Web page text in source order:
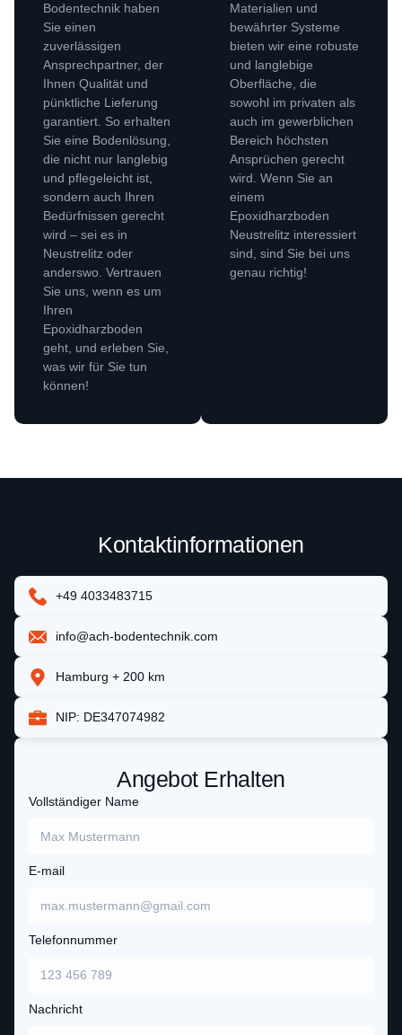
Materialien und
bewährter Systeme
bieten wir eine robuste
und langlebige
Oberfläche, die
sowohl im privaten als
auch im gewerblichen
Bereich höchsten
Ansprüchen gerecht
wird. Wenn Sie an
einem
Epoxidharzboden
Neustrelitz interessiert
sind, sind Sie bei uns
genau richtig!
Bodentechnik haben
Sie einen
zuverlässigen
Ansprechpartner, der
Ihnen Qualität und
pünktliche Lieferung
garantiert. So erhalten
Sie eine Bodenlösung,
die nicht nur langlebig
und pflegeleicht ist,
sondern auch Ihren
Bedürfnissen gerecht
wird – sei es in
Neustrelitz oder
anderswo. Vertrauen
Sie uns, wenn es um
Ihren
Epoxidharzboden
geht, und erleben Sie,
was wir für Sie tun
können!
Angebot Erhalten
Vollständiger Name
E-mail
Telefonnummer
Nachricht
Kontaktinformationen
+49 4033483715
info@ach-bodentechnik.com
Hamburg + 200 km
NIP: DE347074982